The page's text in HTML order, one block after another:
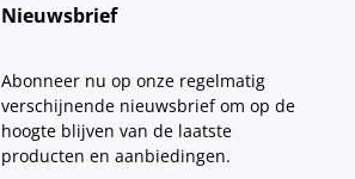
Nieuwsbrief
Abonneer nu op onze regelmatig
verschijnende nieuwsbrief om op de
hoogte blijven van de laatste
producten en aanbiedingen.